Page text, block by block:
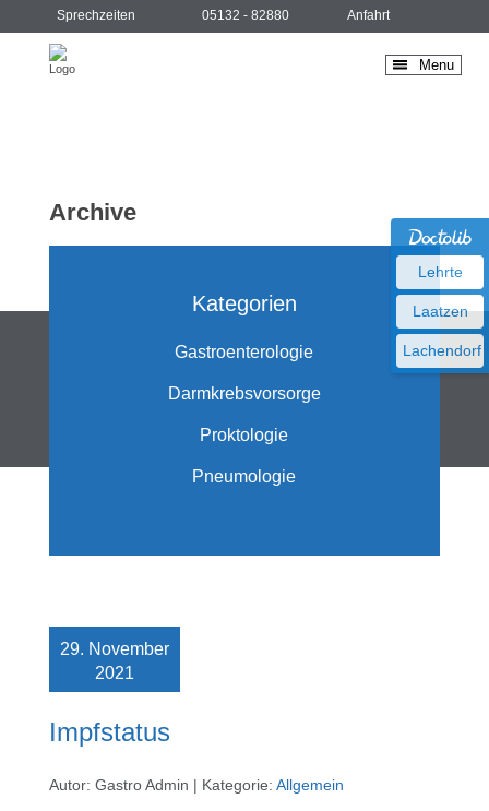
Lehrte
Laatzen
Lachendorf
Sprechzeiten 05132 - 82880 Anfahrt
Menu
Archive
Kategorien
Gastroenterologie
Darmkrebsvorsorge
Proktologie
Pneumologie
29. November
2021
Impfstatus
Autor: Gastro Admin | Kategorie: Allgemein